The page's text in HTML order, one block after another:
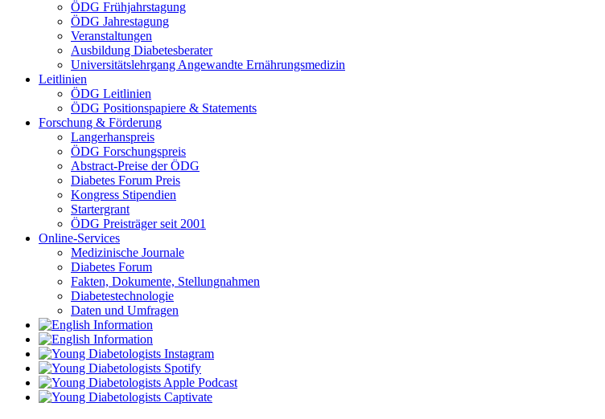
ÖDG Frühjahrstagung
ÖDG Jahrestagung
Veranstaltungen
Ausbildung Diabetesberater
Universitätslehrgang Angewandte Ernährungsmedizin
Leitlinien
ÖDG Leitlinien
ÖDG Positionspapiere & Statements
Forschung & Förderung
Langerhanspreis
ÖDG Forschungspreis
Abstract-Preise der ÖDG
Diabetes Forum Preis
Kongress Stipendien
Startergrant
ÖDG Preisträger seit 2001
Online-Services
Medizinische Journale
Diabetes Forum
Fakten, Dokumente, Stellungnahmen
Diabetestechnologie
Daten und Umfragen